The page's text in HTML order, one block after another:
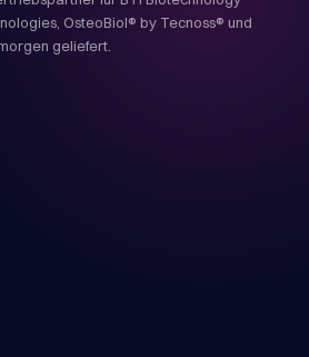
OsteoBiol® by Tecnoss® und
geliefert.